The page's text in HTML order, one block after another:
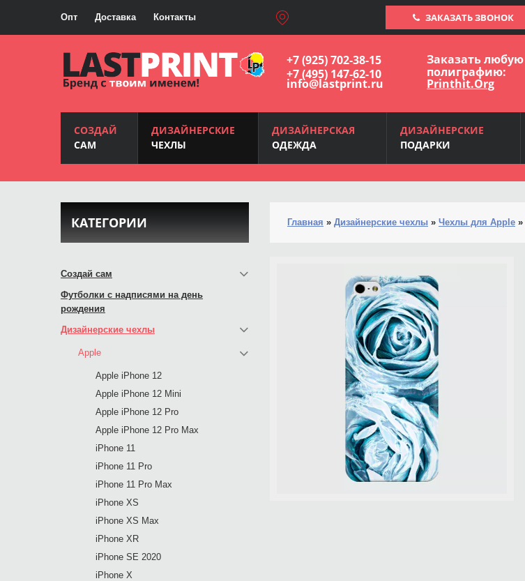
Опт Доставка Контакты ЗАКАЗАТЬ ЗВОНОК
+7 (925) 702-38-15
+7 (495) 147-62-10
info@lastprint.ru
Заказать любую
полиграфию:
Printhit.Org
СОЗДАЙ
САМ
ДИЗАЙНЕРСКИЕ
ЧЕХЛЫ
ДИЗАЙНЕРСКАЯ
ОДЕЖДА
ДИЗАЙНЕРСКИЕ
ПОДАРКИ
Главная » Дизайнерские чехлы » Чехлы для Apple »
КАТЕГОРИИ
Создай сам
Футболки с надписями на день
рождения
Дизайнерские чехлы
Apple
Apple iPhone 12
Apple iPhone 12 Mini
Apple iPhone 12 Pro
Apple iPhone 12 Pro Max
iPhone 11
iPhone 11 Pro
iPhone 11 Pro Max
iPhone XS
iPhone XS Max
iPhone XR
iPhone SE 2020
iPhone X